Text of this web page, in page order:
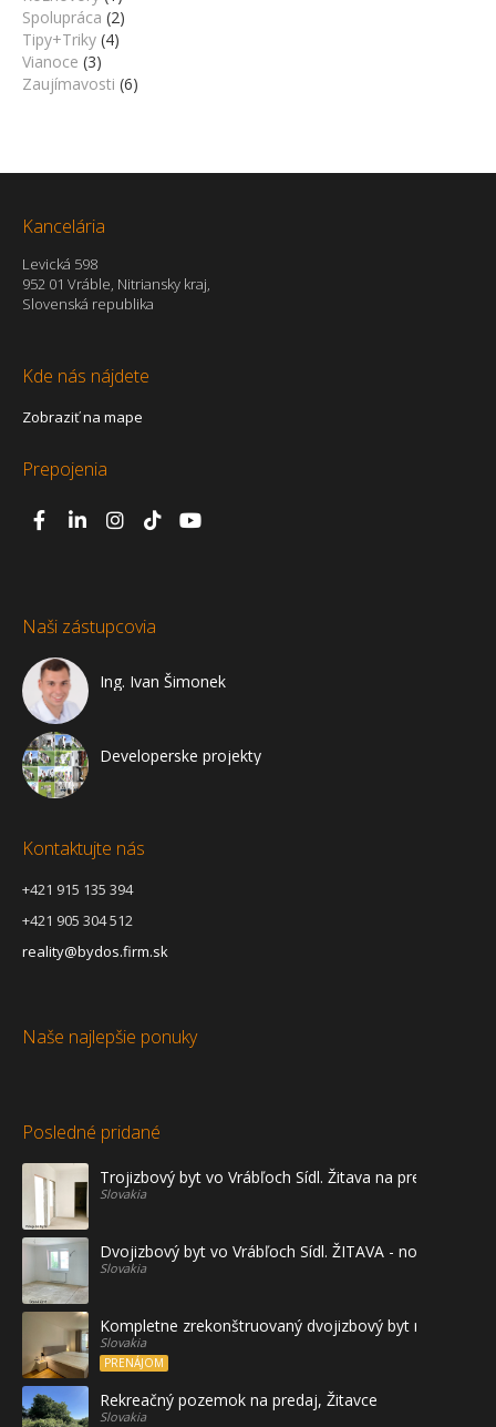
Spolupráca (2)
Tipy+Triky (4)
Vianoce (3)
Zaujímavosti (6)
Kancelária
Levická 598
952 01 Vráble, Nitriansky kraj,
Slovenská republika
Kde nás nájdete
Zobraziť na mape
Prepojenia
Naši zástupcovia
Ing. Ivan Šimonek
Developerske projekty
Kontaktujte nás
+421 915 135 394
+421 905 304 512
reality@bydos.firm.sk
Naše najlepšie ponuky
Posledné pridané
Trojizbový byt vo Vrábľoch Sídl. Žitava na predaj - prvé
Slovakia
Dvojizbový byt vo Vrábľoch Sídl. ŽITAVA - novostavba
Slovakia
Kompletne zrekonštruovaný dvojizbový byt na
Slovakia
PRENÁJOM
Rekreačný pozemok na predaj, Žitavce
Slovakia